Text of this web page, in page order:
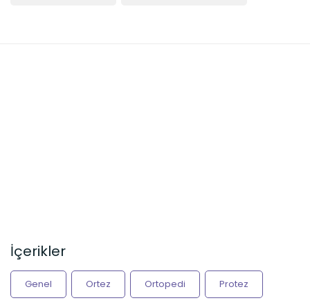
İçerikler
Genel Ortez Ortopedi Protez